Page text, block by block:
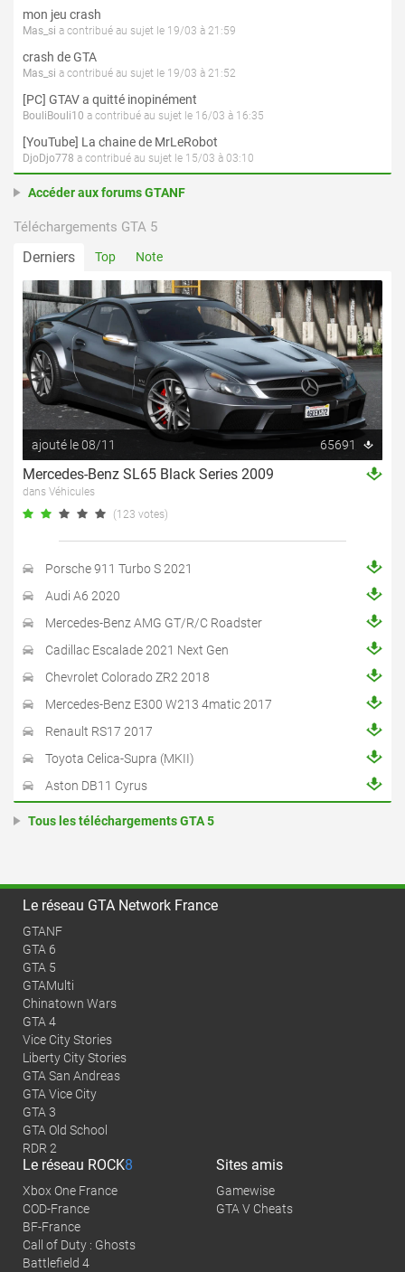
mon jeu crash
Mas_si a contribué au sujet le 19/03 à 21:59
crash de GTA
Mas_si a contribué au sujet le 19/03 à 21:52
[PC] GTAV a quitté inopinément
BouliBouli10 a contribué au sujet le 16/03 à 16:35
[YouTube] La chaine de MrLeRobot
DjoDjo778 a contribué au sujet le 15/03 à 03:10
Accéder aux forums GTANF
Téléchargements GTA 5
Derniers Top Note
ajouté le 08/11 65691
Mercedes-Benz SL65 Black Series 2009
dans Véhicules
(123 votes)
Porsche 911 Turbo S 2021
Audi A6 2020
Mercedes-Benz AMG GT/R/C Roadster
Cadillac Escalade 2021 Next Gen
Chevrolet Colorado ZR2 2018
Mercedes-Benz E300 W213 4matic 2017
Renault RS17 2017
Toyota Celica-Supra (MKII)
Aston DB11 Cyrus
Tous les téléchargements GTA 5
Le réseau GTA Network France
GTANF
GTA 6
GTA 5
GTAMulti
Chinatown Wars
GTA 4
Vice City Stories
Liberty City Stories
GTA San Andreas
GTA Vice City
GTA 3
GTA Old School
RDR 2
Le réseau ROCK8
Xbox One France
COD-France
BF-France
Call of Duty : Ghosts
Battlefield 4
Sites amis
Gamewise
GTA V Cheats